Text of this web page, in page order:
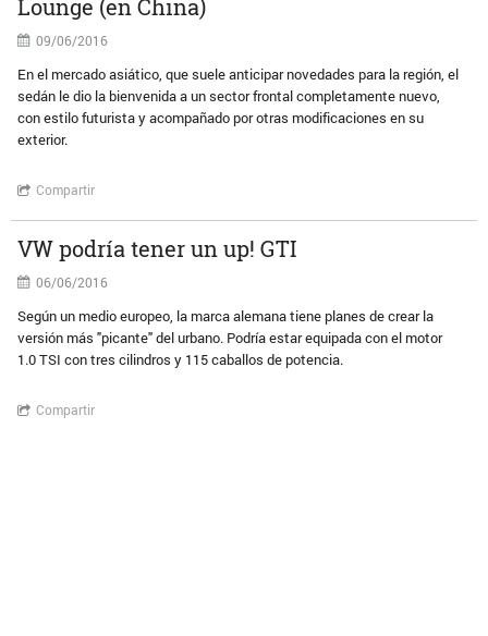
Lounge (en China)
09/06/2016
En el mercado asiático, que suele anticipar novedades para la región, el
sedán le dio la bienvenida a un sector frontal completamente nuevo,
con estilo futurista y acompañado por otras modificaciones en su
exterior.
Compartir
VW podría tener un up! GTI
06/06/2016
Según un medio europeo, la marca alemana tiene planes de crear la
versión más "picante" del urbano. Podría estar equipada con el motor
1.0 TSI con tres cilindros y 115 caballos de potencia.
Compartir